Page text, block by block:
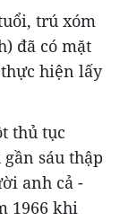
trú xóm
đã có mặt
hiện lấy
thủ tục
sáu thập
anh cả -
1966 khi